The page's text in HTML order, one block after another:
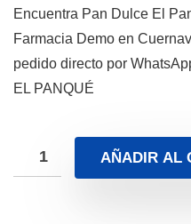
Encuentra Pan Dulce El
Farmacia Demo en
pedido directo por
EL PANQUÉ
AÑADIR AL